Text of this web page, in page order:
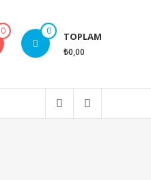
0 0 TOPLAM
₺0,00